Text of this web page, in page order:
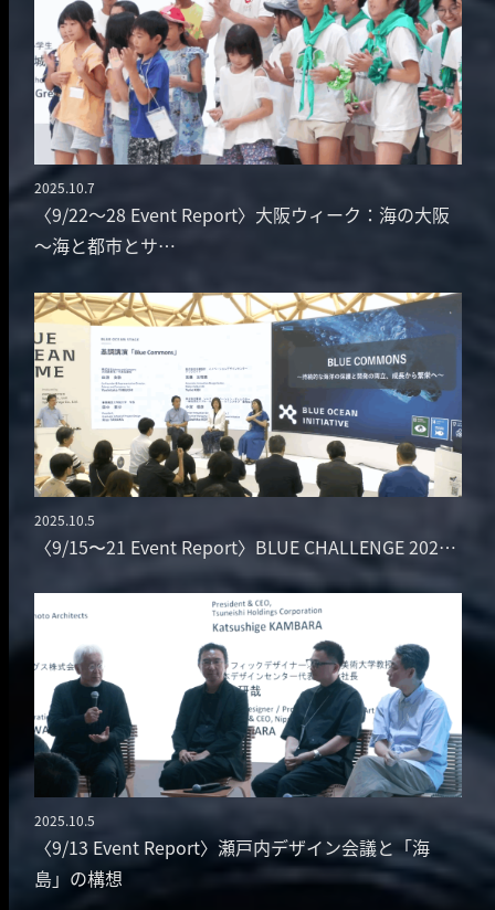
〈9/22～28 Event Report〉大阪ウィーク：海の大阪
～海と都市とサ…
投稿日
2025.10.7
〈9/15〜21 Event Report〉BLUE CHALLENGE 202…
投稿日
2025.10.5
〈9/13 Event Report〉瀬戸内デザイン会議と「海
島」の構想
投稿日
2025.10.5